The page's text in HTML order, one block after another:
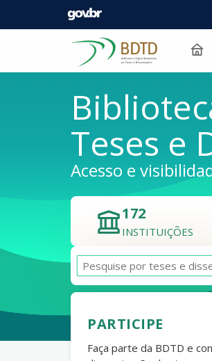
Pular para o conteúdo
Teses e
Acesso e
172
INSTITUIÇÕES
PARTICIPE
Faça parte da BDTD e